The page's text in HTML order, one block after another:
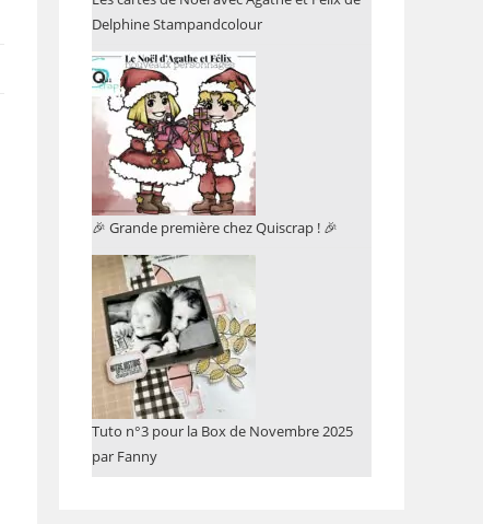
Delphine Stampandcolour
🎉 Grande première chez Quiscrap ! 🎉
Tuto n°3 pour la Box de Novembre 2025
par Fanny